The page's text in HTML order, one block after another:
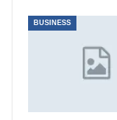
BUSINESS